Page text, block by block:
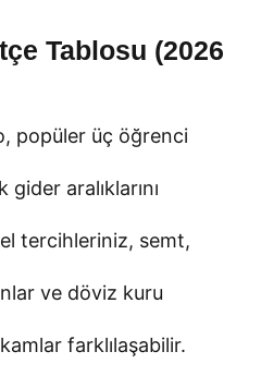
Tablosu (2026
popüler üç öğrenci
aralıklarını
tercihleriniz, semt,
ve döviz kuru
farklılaşabilir.